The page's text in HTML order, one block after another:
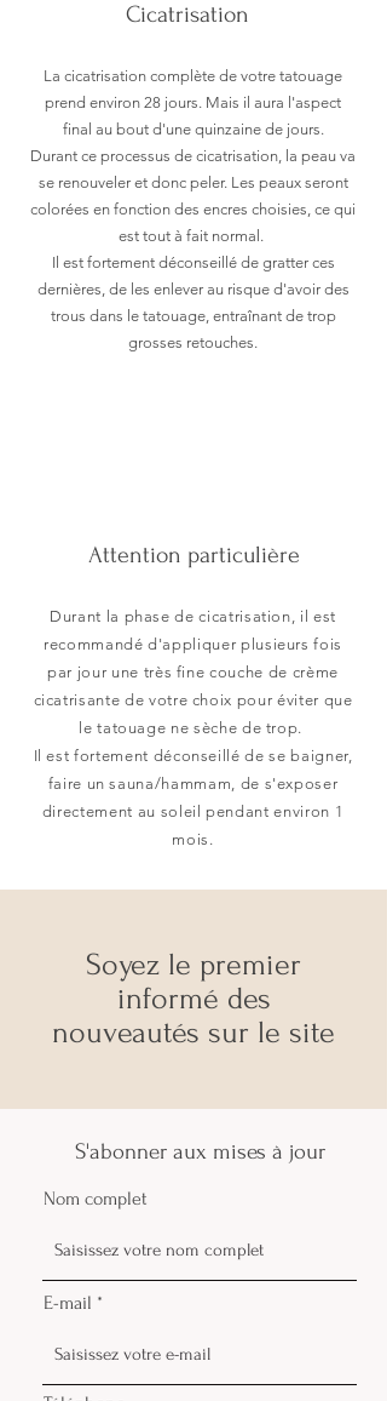
Cicatrisation
La cicatrisation complète de votre tatouage
prend environ 28 jours. Mais il aura l'aspect
final au bout d'une quinzaine de jours.
Durant ce processus de cicatrisation, la peau va
se renouveler et donc peler. Les peaux seront
colorées en fonction des encres choisies, ce qui
est tout à fait normal.
Il est fortement déconseillé de gratter ces
dernières, de les enlever au risque d'avoir des
trous dans le tatouage, entraînant de trop
grosses retouches.
Attention particulière
Durant la phase de cicatrisation, il est
recommandé d'appliquer plusieurs fois
par jour une très fine couche de crème
cicatrisante de votre choix pour éviter que
le tatouage ne sèche de trop.
Il est fortement déconseillé de se baigner,
faire un sauna/hammam, de s'exposer
directement au soleil pendant environ 1
mois.
Soyez le premier
informé des
nouveautés sur le site
S'abonner aux mises à jour
Nom complet
E-mail